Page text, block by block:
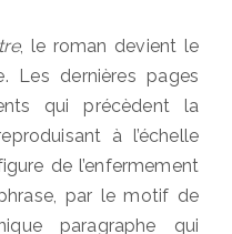
, le roman devient le
Les dernières pages
qui précèdent la
à l’échelle
de l’enfermement
par le motif de
paragraphe qui